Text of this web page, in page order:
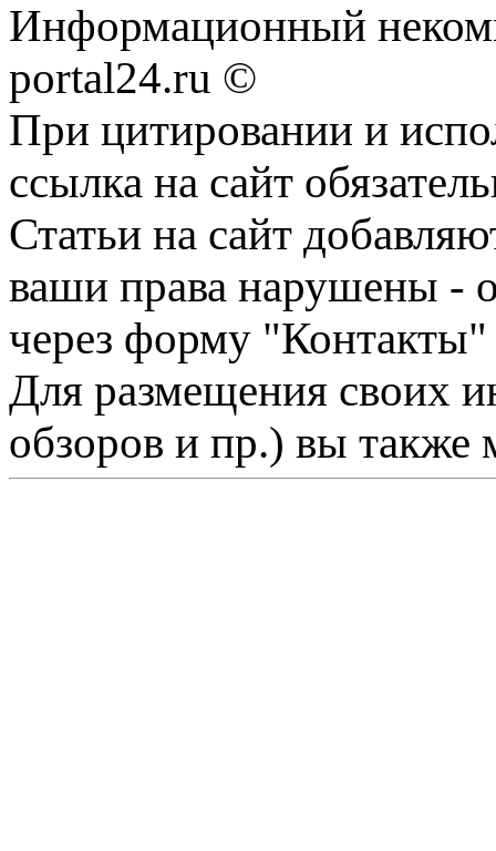
Информационный
portal24.ru ©
При цитировании и
ссылка на сайт
Статьи на сайт
ваши права нарушены -
через форму "Контакты"
Для размещения своих
обзоров и пр.) вы также